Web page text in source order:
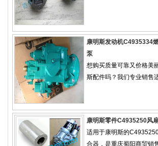
康明斯发动机C4935334
泵
想购买质量可靠又价格美
斯配件吗？我们专业销售
康明斯零件C4935250风
适用于康明斯的
合器，是重庆蜀阳商贸销